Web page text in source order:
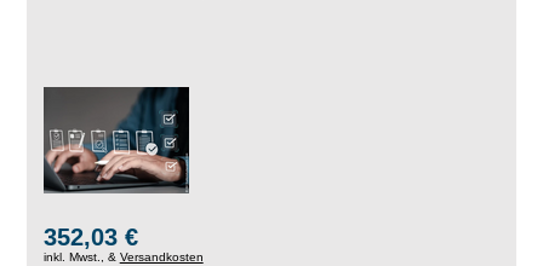
352,03 €
inkl. Mwst., & Versandkosten